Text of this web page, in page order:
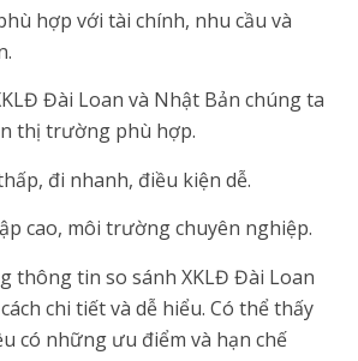
hợp với tài chính, nhu cầu và
Đài Loan và Nhật Bản chúng ta
thị trường phù hợp.
đi nhanh, điều kiện dễ.
cao, môi trường chuyên nghiệp.
thông tin so sánh XKLĐ Đài Loan
chi tiết và dễ hiểu. Có thể thấy
có những ưu điểm và hạn chế